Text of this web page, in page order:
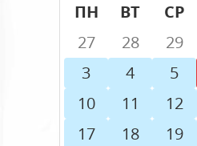
ПН
ВТ СР
27
28 29
3
4 5
10
11 12
17
18 19